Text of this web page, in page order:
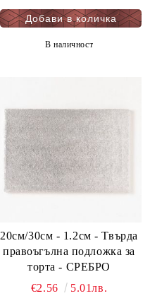
В наличност
20см/30cм - 1.2см - Твърда
правоъгълна подложка за
торта - СРЕБРО
€2.56
5.01лв.